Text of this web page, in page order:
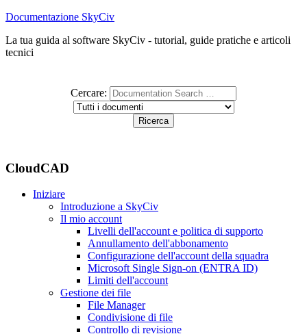
Documentazione SkyCiv
La tua guida al software SkyCiv - tutorial, guide pratiche e articoli
tecnici
Cercare:
CloudCAD
Iniziare
Introduzione a SkyCiv
Il mio account
Livelli dell'account e politica di supporto
Annullamento dell'abbonamento
Configurazione dell'account della squadra
Microsoft Single Sign-on (ENTRA ID)
Limiti dell'account
Gestione dei file
File Manager
Condivisione di file
Controllo di revisione